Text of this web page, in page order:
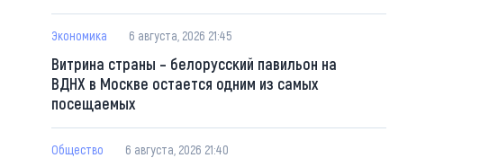
Экономика 6 августа, 2026 21:45
Витрина страны – белорусский павильон на
ВДНХ в Москве остается одним из самых
посещаемых
Общество 6 августа, 2026 21:40